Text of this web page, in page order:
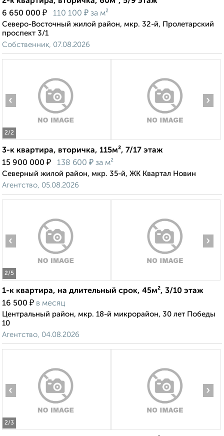
6 650 000 ₽ 110 100 ₽ за м²
Северо-Восточный жилой район, мкр. 32-й, Пролетарский
проспект 3/1
Собственник, 07.08.2026
2/2
‹ ›
3-к квартира, вторичка, 115м², 7/17 этаж
15 900 000 ₽ 138 600 ₽ за м²
Северный жилой район, мкр. 35-й, ЖК Квартал Новин
Агентство, 05.08.2026
2/5
‹ ›
1-к квартира, на длительный срок, 45м², 3/10 этаж
16 500 ₽ в месяц
Центральный район, мкр. 18-й микрорайон, 30 лет Победы
10
Агентство, 04.08.2026
2/3
‹ ›